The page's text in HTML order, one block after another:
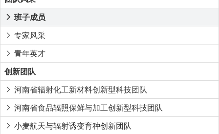
 班子成员
 专家风采
 青年英才
创新团队
 河南省辐射化工新材料创新型科技团队
 河南省食品辐照保鲜与加工创新型科技团队
 小麦航天与辐射诱变育种创新团队